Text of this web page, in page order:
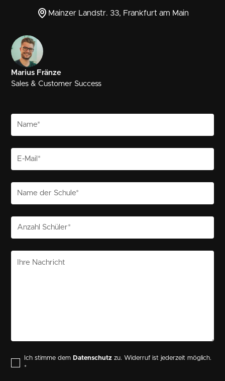
Mainzer Landstr. 33, Frankfurt am Main
Marius Fränze
Sales & Customer Success
Ich stimme dem Datenschutz zu. Widerruf ist jederzeit möglich.
*